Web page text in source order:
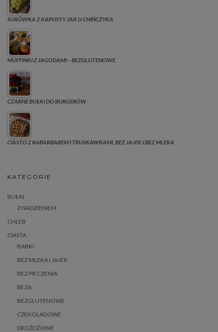
SURÓWKA Z KAPUSTY JAK U CHIŃCZYKA
MUFFINKI Z JAGODAMI – BEZGLUTENOWE
CZARNE BUŁKI DO BURGERÓW
CIASTO Z RABARBAREM I TRUSKAWKAMI, BEZ JAJEK I BEZ MLEKA
KATEGORIE
BUŁKI
Z NADZIENIEM
CHLEB
CIASTA
BABKI
BEZ MLEKA I JAJEK
BEZ PIECZENIA
BEZA
BEZGLUTENOWE
CZEKOLADOWE
DROŻDŻOWE